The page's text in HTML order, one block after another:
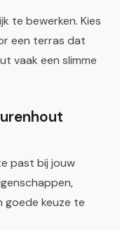
te bewerken. Kies
een terras dat
vaak een slimme
past bij jouw
goede keuze te